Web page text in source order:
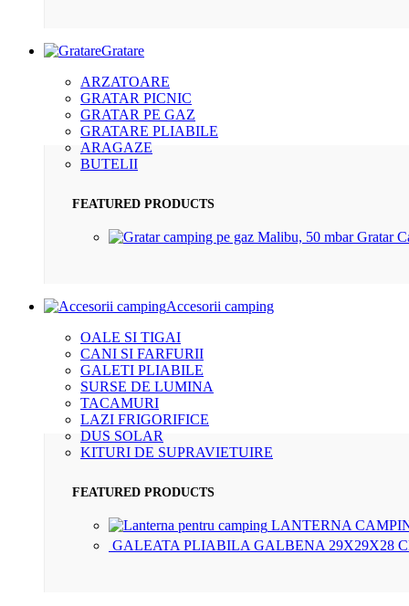
Gratare
ARZATOARE
GRATAR PICNIC
GRATAR PE GAZ
GRATARE PLIABILE
ARAGAZE
BUTELII
FEATURED PRODUCTS
Gratar
Accesorii camping
OALE SI TIGAI
CANI SI FARFURII
GALETI PLIABILE
SURSE DE LUMINA
TACAMURI
LAZI FRIGORIFICE
DUS SOLAR
KITURI DE SUPRAVIETUIRE
FEATURED PRODUCTS
LANTERNA
GALEATA PLIABILA GALBENA 29X29X28